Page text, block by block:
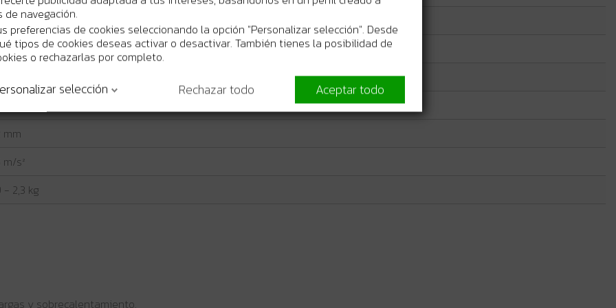
min⁻¹
mm
mm
m/s²
- 2,3 kg
y sobrecalentamiento.
navegación.
preferencias de cookies seleccionando la opción "Personalizar selección". Desde
tipos de cookies deseas activar o desactivar. También tienes la posibilidad de
o rechazarlas por completo.
selección Rechazar todo Aceptar todo